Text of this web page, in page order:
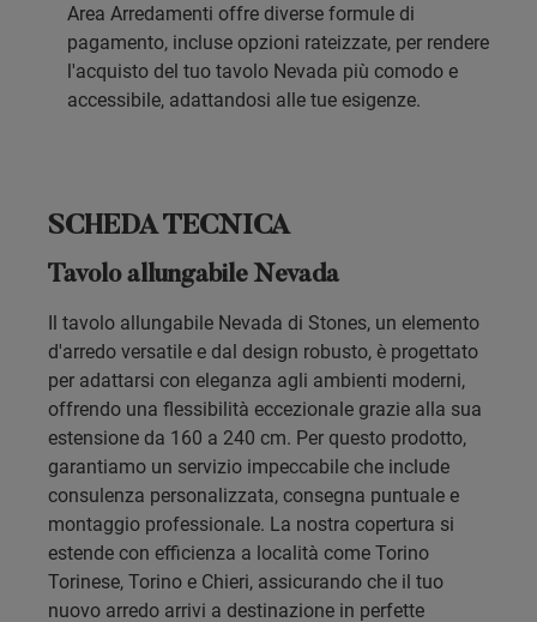
Area Arredamenti offre diverse formule di
pagamento, incluse opzioni rateizzate, per rendere
l'acquisto del tuo tavolo Nevada più comodo e
accessibile, adattandosi alle tue esigenze.
SCHEDA TECNICA
Tavolo allungabile Nevada
Il tavolo allungabile Nevada di Stones, un elemento
d'arredo versatile e dal design robusto, è progettato
per adattarsi con eleganza agli ambienti moderni,
offrendo una flessibilità eccezionale grazie alla sua
estensione da 160 a 240 cm. Per questo prodotto,
garantiamo un servizio impeccabile che include
consulenza personalizzata, consegna puntuale e
montaggio professionale. La nostra copertura si
estende con efficienza a località come Torino
Torinese, Torino e Chieri, assicurando che il tuo
nuovo arredo arrivi a destinazione in perfette